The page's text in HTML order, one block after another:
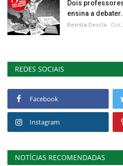
Dois
ensina a
Revista Descla Out
REDES SOCIAIS
Facebook
Instagram
NOTÍCIAS RECOMENDADAS